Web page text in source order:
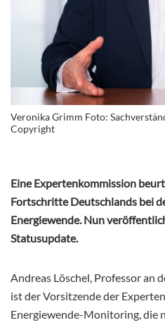
Veronika Grimm Foto:
Copyright
Eine Expertenkommission
Fortschritte Deutschlands bei
Energiewende. Nun
Statusupdate.
Andreas Löschel, Professor an
ist der Vorsitzende der
Energiewende-Monitoring, die